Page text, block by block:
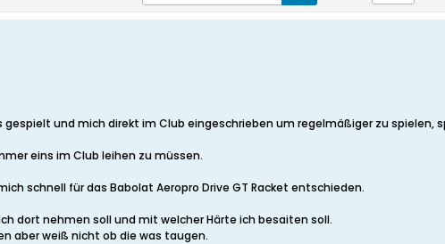
und mich direkt im Club eingeschrieben um regelmäßiger zu spielen,
eins im Club leihen zu müssen.
schnell für das Babolat Aeropro Drive GT Racket entschieden.
dort nehmen soll und mit welcher Härte ich besaiten soll.
aber weiß nicht ob die was taugen.